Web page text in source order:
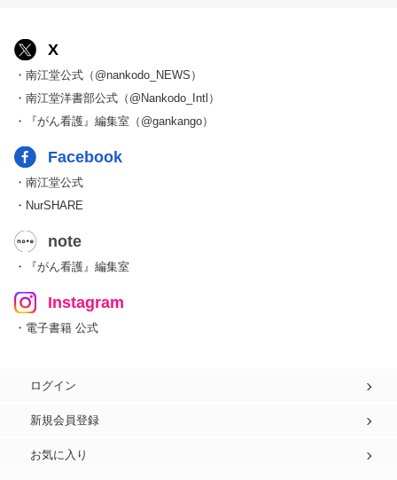
X
・南江堂公式（@nankodo_NEWS）
・南江堂洋書部公式（@Nankodo_Intl）
・『がん看護』編集室（@gankango）
Facebook
・南江堂公式
・NurSHARE
note
・『がん看護』編集室
Instagram
・電子書籍 公式
ログイン
新規会員登録
お気に入り